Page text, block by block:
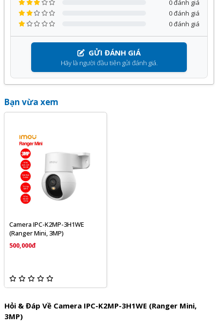
trần.
Sản phẩmCamera IPC-K2MP-3H1WE (Ranger Mini,
3MP)củaIMOUphân phối bởi Kỹ Thuật Vtech được cam
kết chính hãng, giá tốt và bảo hành 24 tháng
nhiều chương trình ưu đãi hấp dẫn khác.
Quý khách hàng hoàn toàn yên tâm khi lựa chọn sử dụng
GỬI ĐÁNH GIÁ
Hãy là người đầu tiên gửi đánh giá.
0 đánh giá
0 đánh giá
0 đánh giá
Bạn vừa xem
Camera IPC-K2MP-3H1WE
(Ranger Mini, 3MP)
500,000đ
Hỏi & Đáp Về Camera IPC-K2MP-3H1WE (Ranger Mini,
3MP)